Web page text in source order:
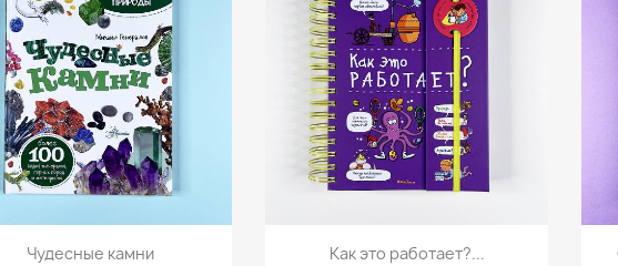
Просмотр
Чудесные камни Просмотр
Как это работает?...